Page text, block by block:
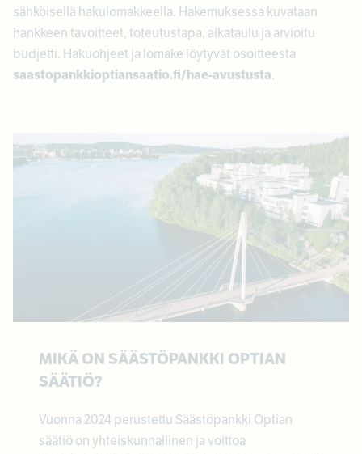
sähköisellä hakulomakkeella. Hakemuksessa kuvataan
hankkeen tavoitteet, toteutustapa, aikataulu ja arvioitu
budjetti. Hakuohjeet ja lomake löytyvät osoitteesta
saastopankkioptiansaatio.fi/hae-avustusta.
MIKÄ ON SÄÄSTÖPANKKI OPTIAN
SÄÄTIÖ?
Vuonna 2024 perustettu Säästöpankki Optian
säätiö on yhteiskunnallinen ja voittoa